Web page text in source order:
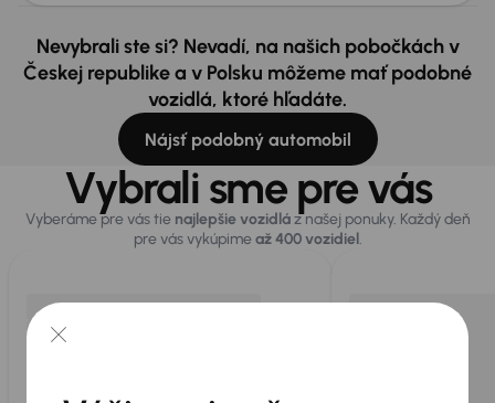
Nevybrali ste si? Nevadí, na našich pobočkách v
Českej republike a v Polsku môžeme mať podobné
vozidlá, ktoré hľadáte.
Nájsť podobný automobil
Vybrali sme pre vás
Vyberáme pre vás tie najlepšie vozidláz našej ponuky. Každý deň
pre vás vykúpimeaž 400 vozidiel.